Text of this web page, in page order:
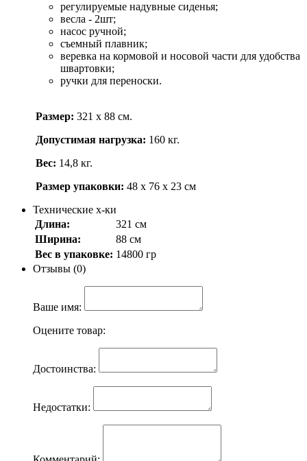
регулируемые надувные сиденья;
весла - 2шт;
насос ручной;
съемный плавник;
веревка на кормовой и носовой части для удобства
швартовки;
ручки для переноски.
Размер: 321 х 88 см.
Допустимая нагрузка: 160 кг.
Вес: 14,8 кг.
Размер упаковки: 48 х 76 х 23 см
Технические х-ки
Длина:
321 см
Ширина:
88 см
Вес в упаковке: 14800 гр
Отзывы (0)
Ваше имя:
Оцените товар:
Достоинства:
Недостатки: